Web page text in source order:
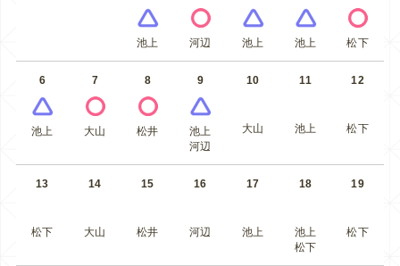
池上 河辺 池上 池上 松下
6
池上
7
大山
8
松井
9
池上
河辺
10
大山
11
池上
12
松下
13
松下
14
大山
15
松井
16
河辺
17
池上
18
池上
松下
19
松下